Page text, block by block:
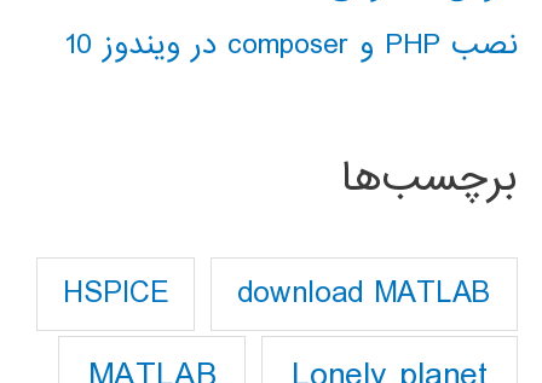
نصب PHP و composer در ویندوز 10
برچسب‌ها
download MATLAB
HSPICE